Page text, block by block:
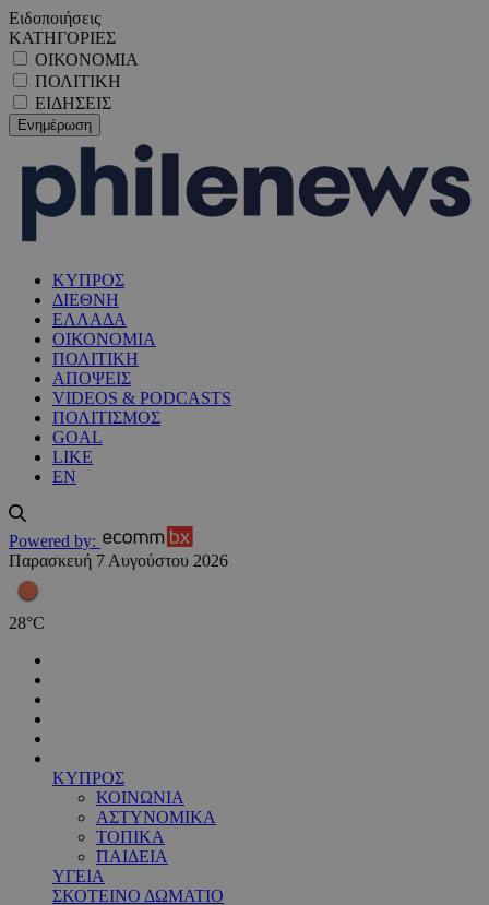
Ειδοποιήσεις
ΚΑΤΗΓΟΡΙΕΣ
ΟΙΚΟΝΟΜΙΑ
ΠΟΛΙΤΙΚΗ
ΕΙΔΗΣΕΙΣ
ΚΥΠΡΟΣ
ΔΙΕΘΝΗ
ΕΛΛΑΔΑ
ΟΙΚΟΝΟΜΙΑ
ΠΟΛΙΤΙΚΗ
ΑΠΟΨΕΙΣ
VIDEOS & PODCASTS
ΠΟΛΙΤΙΣΜΟΣ
GOAL
LIKE
EN
Powered by:
Παρασκευή 7 Αυγούστου 2026
28°C
ΚΥΠΡΟΣ
ΚΟΙΝΩΝΙΑ
ΑΣΤΥΝΟΜΙΚΑ
ΤΟΠΙΚΑ
ΠΑΙΔΕΙΑ
ΥΓΕΙΑ
ΣΚΟΤΕΙΝΟ ΔΩΜΑΤΙΟ